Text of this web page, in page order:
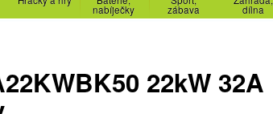
nabíječky zábava dílna
22kW 32A